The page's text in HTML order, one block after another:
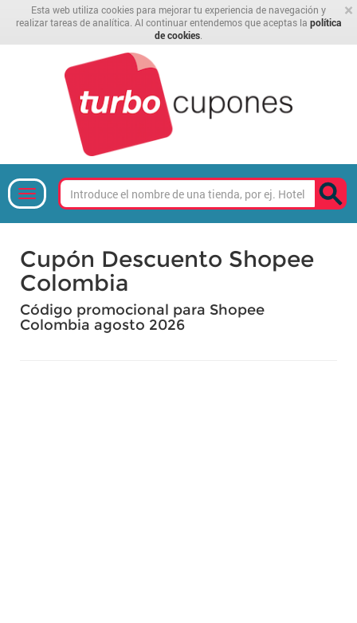
×
Esta web utiliza cookies para mejorar tu experiencia de navegación y
realizar tareas de analítica. Al continuar entendemos que aceptas la política
de cookies
Cupón Descuento Shopee
Colombia
Código promocional para Shopee
Colombia agosto 2026